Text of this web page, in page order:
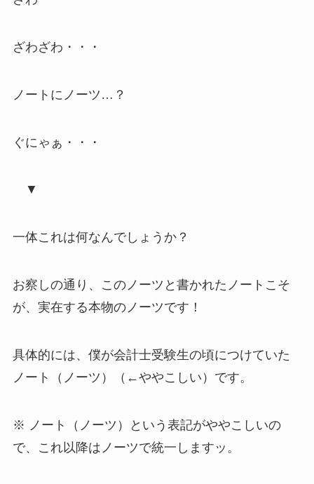
ざわざわ・・・
ノートにノーツ…？
ぐにゃぁ・・・
▼
一体これは何なんでしょうか？
お察しの通り、
このノーツと書かれたノートこそ
が、実在する本物のノーツです！
具体的には、僕が会計士受験生の頃につけていた
ノート（ノーツ）（←ややこしい）です。
※ ノート（ノーツ）という表記がややこしいの
で、これ以降はノーツで統一しますッ。